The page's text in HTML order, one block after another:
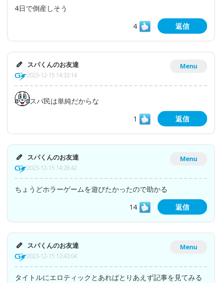
4日で倒産しそう
4
返信
Menu
スパくんのお友達
2023-12-15 14:32:14
スパ民は単純だからな
1
返信
Menu
スパくんのお友達
2023-12-15 14:26:42
ちょうどホラーゲームを遊びたかったので助かる
14
返信
Menu
スパくんのお友達
2023-12-15 12:43:04
タイトルにエロティックとあればとりあえず記事を見てみる